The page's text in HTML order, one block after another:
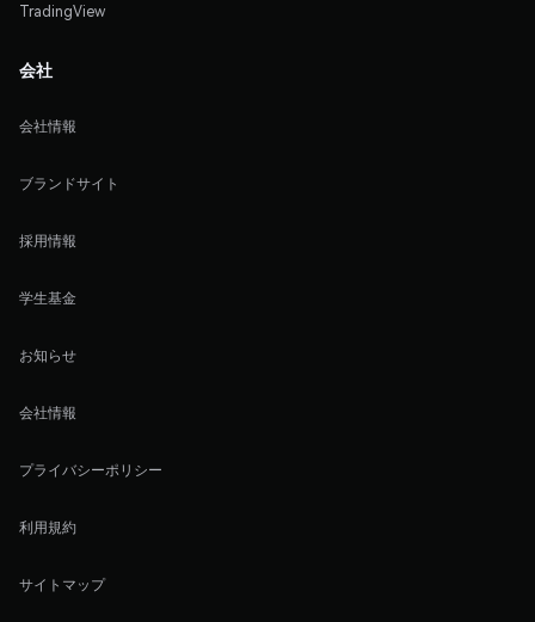
TradingView
会社
会社情報
ブランドサイト
採用情報
学生基金
お知らせ
会社情報
プライバシーポリシー
利用規約
サイトマップ